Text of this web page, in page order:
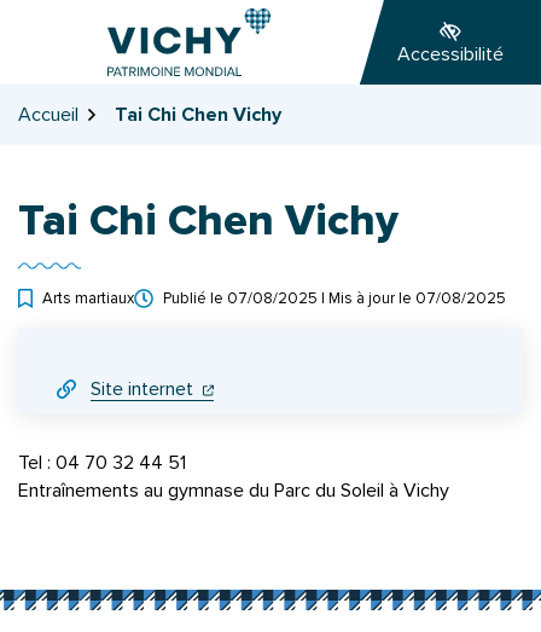
page
Accessibilité
Accueil Tai Chi Chen Vichy
Tai Chi Chen Vichy
Arts martiaux Publié le 07/08/2025 | Mis à jour le 07/08/2025
Site internet (ouverture dans un nouvel onglet)
(ouverture dans un nouvel onglet)
Tel : 04 70 32 44 51
Entraînements au gymnase du Parc du Soleil à Vichy